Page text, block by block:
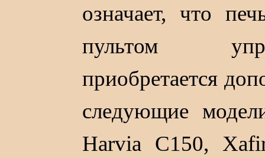
означает, что
пультом
приобретается
следующие
Harvia С150,